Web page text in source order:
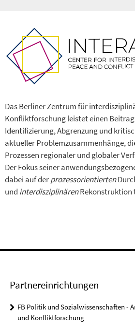
Das Berliner Zentrum für
Konfliktforschung leistet einen
Identifizierung, Abgrenzung und
aktueller Problemzusammenhänge,
Prozessen regionaler und globaler
Der Fokus seiner
dabei auf derprozessorientierten
und interdisziplinären
Partnereinrichtungen
FB Politik und Sozialwissenschaften -
und Konfliktforschung